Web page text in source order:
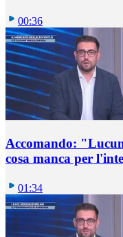
00:36
Accomando:
cosa manca per
01:34